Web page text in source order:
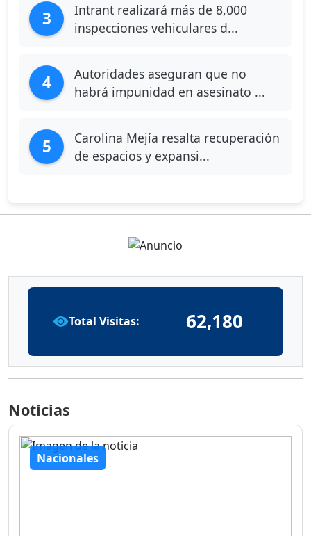
3
Intrant realizará más de 8,000
inspecciones vehiculares d...
4
Autoridades aseguran que no
habrá impunidad en asesinato ...
5
Carolina Mejía resalta recuperación
de espacios y expansi...
Total Visitas: 62,180
Noticias
Nacionales